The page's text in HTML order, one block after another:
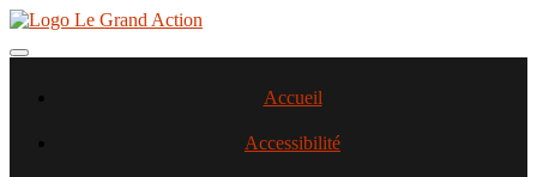
Aller
contenu
Toggle navigation
Accueil
Accessibilité